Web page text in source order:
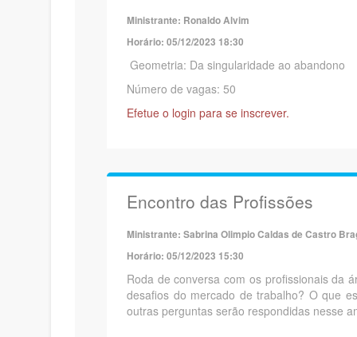
Ministrante: Ronaldo Alvim
Horário: 05/12/2023 18:30
Geometria: Da singularidade ao abandono
Número de vagas: 50
Efetue o login para se inscrever.
Encontro das Profissões
Ministrante: Sabrina Olimpio Caldas de Castro
Horário: 05/12/2023 15:30
Roda de conversa com os profissionais da
desafios do mercado de trabalho? O que
outras perguntas serão respondidas nesse